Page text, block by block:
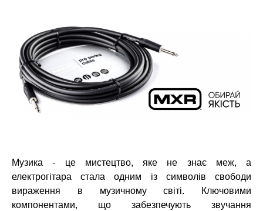
Музика - це мистецтво, яке не знає меж, а
електрогітара стала одним із символів свободи
вираження в музичному світі. Ключовими
компонентами, що забезпечують звучання